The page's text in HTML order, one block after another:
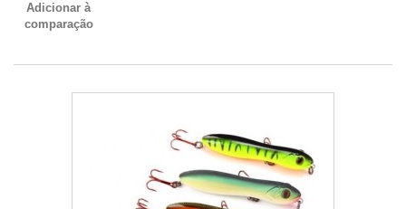
Adicionar à
comparação